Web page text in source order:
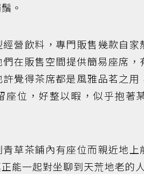
。
營飲料，專門販售幾款自
在販售空間提供簡易座席，
覺得茶席都是風雅品茗之
座位，好整以暇，似乎抱著
草茶鋪內有座位而親近地
能一起對坐聊到天荒地老的